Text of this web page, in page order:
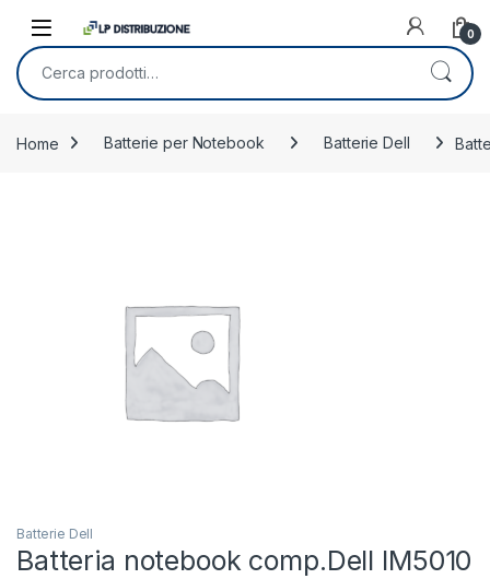
0
Cerca:
Home Batterie per Notebook Batterie Dell
Batterie Dell
Batteria notebook comp.Dell IM5010